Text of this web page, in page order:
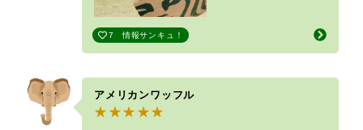
7 情報サンキュ！
アメリカンワッフル